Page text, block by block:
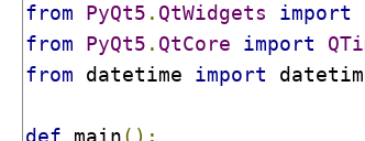
from
PyQt5 . QtWidgets import
from
PyQt5 . QtCore import
from datetime import
def main():